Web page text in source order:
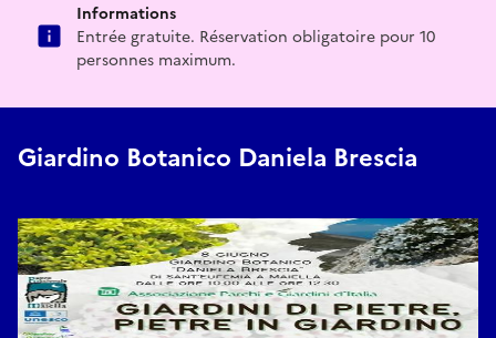
Informations
Entrée gratuite. Réservation obligatoire pour 10
personnes maximum.
Giardino Botanico Daniela Brescia